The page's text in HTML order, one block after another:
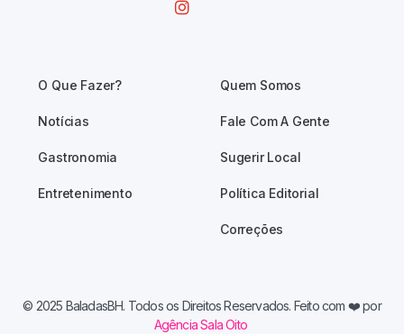
O Que Fazer?
Notícias
Gastronomia
Entretenimento
Quem Somos
Fale Com A Gente
Sugerir Local
Política Editorial
Correções
© 2025 BaladasBH. Todos os Direitos Reservados. Feito com ❤️ por
Agência Sala Oito